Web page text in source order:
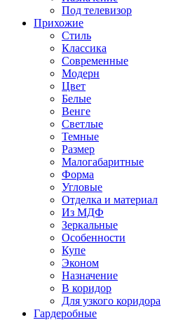
Под телевизор
Прихожие
Стиль
Классика
Современные
Модерн
Цвет
Белые
Венге
Светлые
Темные
Размер
Малогабаритные
Форма
Угловые
Отделка и материал
Из МДФ
Зеркальные
Особенности
Купе
Эконом
Назначение
В коридор
Для узкого коридора
Гардеробные